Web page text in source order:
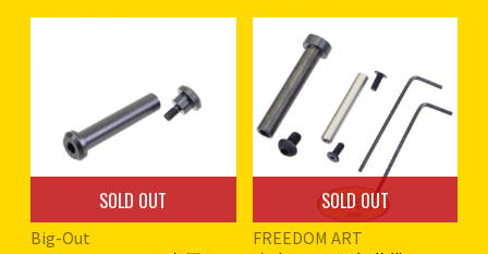
SOLD OUT
Big-Out
SOLD OUT
FREEDOM ART